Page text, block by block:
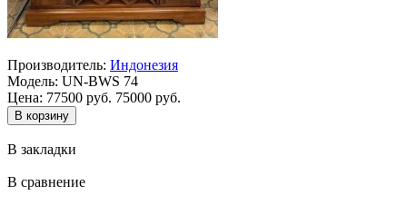
Производитель: Индонезия
Модель: UN-BWS 74
Цена: 77500 руб. 75000 руб.
В закладки
В сравнение